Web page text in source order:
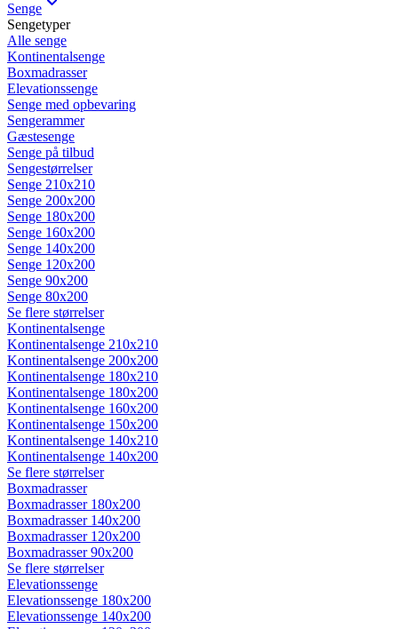
Senge
Sengetyper
Alle senge
Kontinentalsenge
Boxmadrasser
Elevationssenge
Senge med opbevaring
Sengerammer
Gæstesenge
Senge på tilbud
Sengestørrelser
Senge 210x210
Senge 200x200
Senge 180x200
Senge 160x200
Senge 140x200
Senge 120x200
Senge 90x200
Senge 80x200
Se flere størrelser
Kontinentalsenge
Kontinentalsenge 210x210
Kontinentalsenge 200x200
Kontinentalsenge 180x210
Kontinentalsenge 180x200
Kontinentalsenge 160x200
Kontinentalsenge 150x200
Kontinentalsenge 140x210
Kontinentalsenge 140x200
Se flere størrelser
Boxmadrasser
Boxmadrasser 180x200
Boxmadrasser 140x200
Boxmadrasser 120x200
Boxmadrasser 90x200
Se flere størrelser
Elevationssenge
Elevationssenge 180x200
Elevationssenge 140x200